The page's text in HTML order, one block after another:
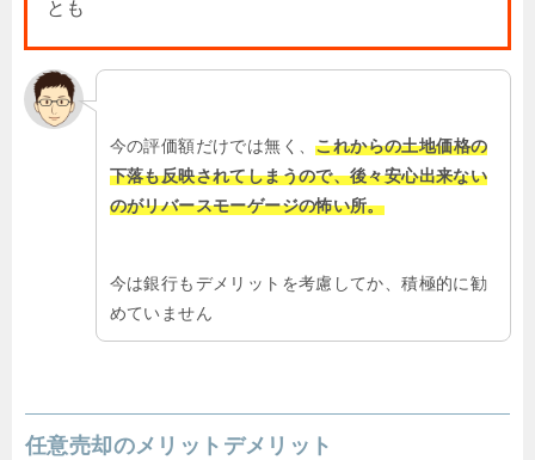
とも
今の評価額だけでは無く、これからの土地価格の
下落も反映されてしまうので、後々安心出来ない
のがリバースモーゲージの怖い所。
今は銀行もデメリットを考慮してか、積極的に勧
めていません
任意売却のメリットデメリット